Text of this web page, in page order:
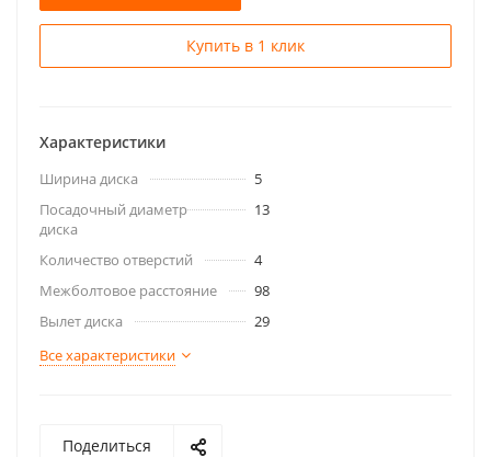
Купить в 1 клик
Характеристики
Ширина диска
5
Посадочный диаметр
диска
13
Количество отверстий
4
Межболтовое расстояние
98
Вылет диска
29
Все характеристики
Поделиться